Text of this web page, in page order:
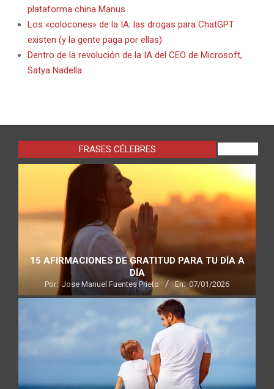
plataforma china Manus
Los «colocones» de la IA: las drogas para ChatGPT
existen (y la gente paga por ellas)
Dentro de la revolución de la IA del CEO de Microsoft,
Satya Nadella
FRASES CÉLEBRES
15 AFIRMACIONES DE GRATITUD PARA TU DÍA A
DÍA
Por: Jose Manuel Fuentes Prieto En: 07/01/2026